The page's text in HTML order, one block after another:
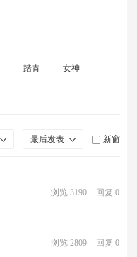
踏青 女神
新窗
最后发表
浏览 3190 回复 0
浏览 2809 回复 0